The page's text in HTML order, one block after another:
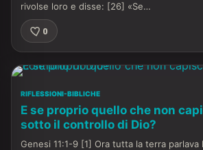
rivolse loro e disse: [26] «Se…
0
RIFLESSIONI-BIBLICHE
E se proprio quello che non
sotto il controllo di Dio?
Genesi 11:1-9 [1] Ora tutta la terra parlava